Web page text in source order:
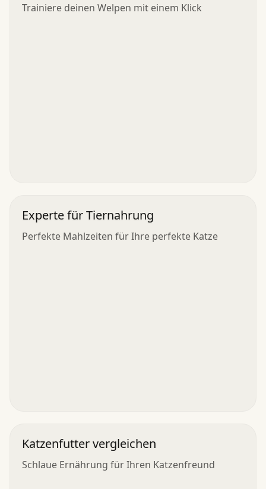
Trainiere deinen Welpen mit einem Klick
Experte für Tiernahrung
Perfekte Mahlzeiten für Ihre perfekte Katze
Katzenfutter vergleichen
Schlaue Ernährung für Ihren Katzenfreund